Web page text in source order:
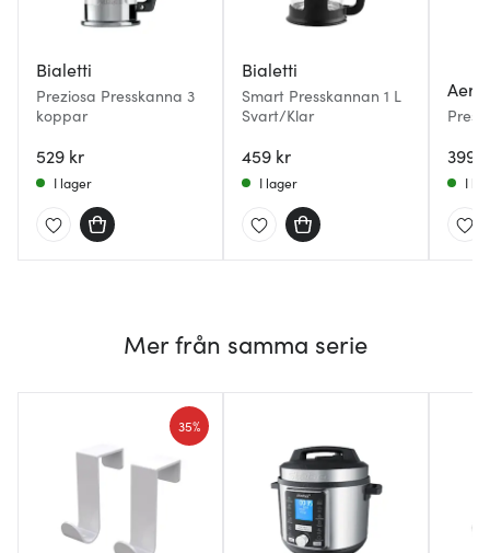
Bialetti
Preziosa Presskanna 3
koppar
529 kr
I lager
Bialetti
Smart Presskannan 1 L
Svart/Klar
459 kr
I lager
399
I
Mer från samma serie
35%